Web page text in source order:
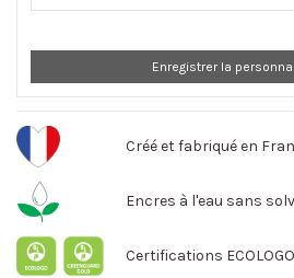
Enregistrer la
Créé et fabriqué en
Encres à l'eau sans
Certifications ECOLOGO